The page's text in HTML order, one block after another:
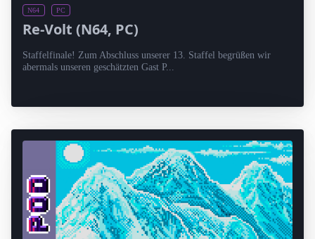
N64 PC
Re-Volt (N64, PC)
Staffelfinale! Zum Abschluss unserer 13. Staffel begrüßen wir
abermals unseren geschätzten Gast P...